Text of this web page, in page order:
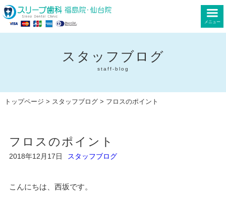
メニュー
スタッフブログ
staff-blog
トップページ > スタッフブログ> フロスのポイント
フロスのポイント
2018年12月17日 スタッフブログ
こんにちは、西坂です。